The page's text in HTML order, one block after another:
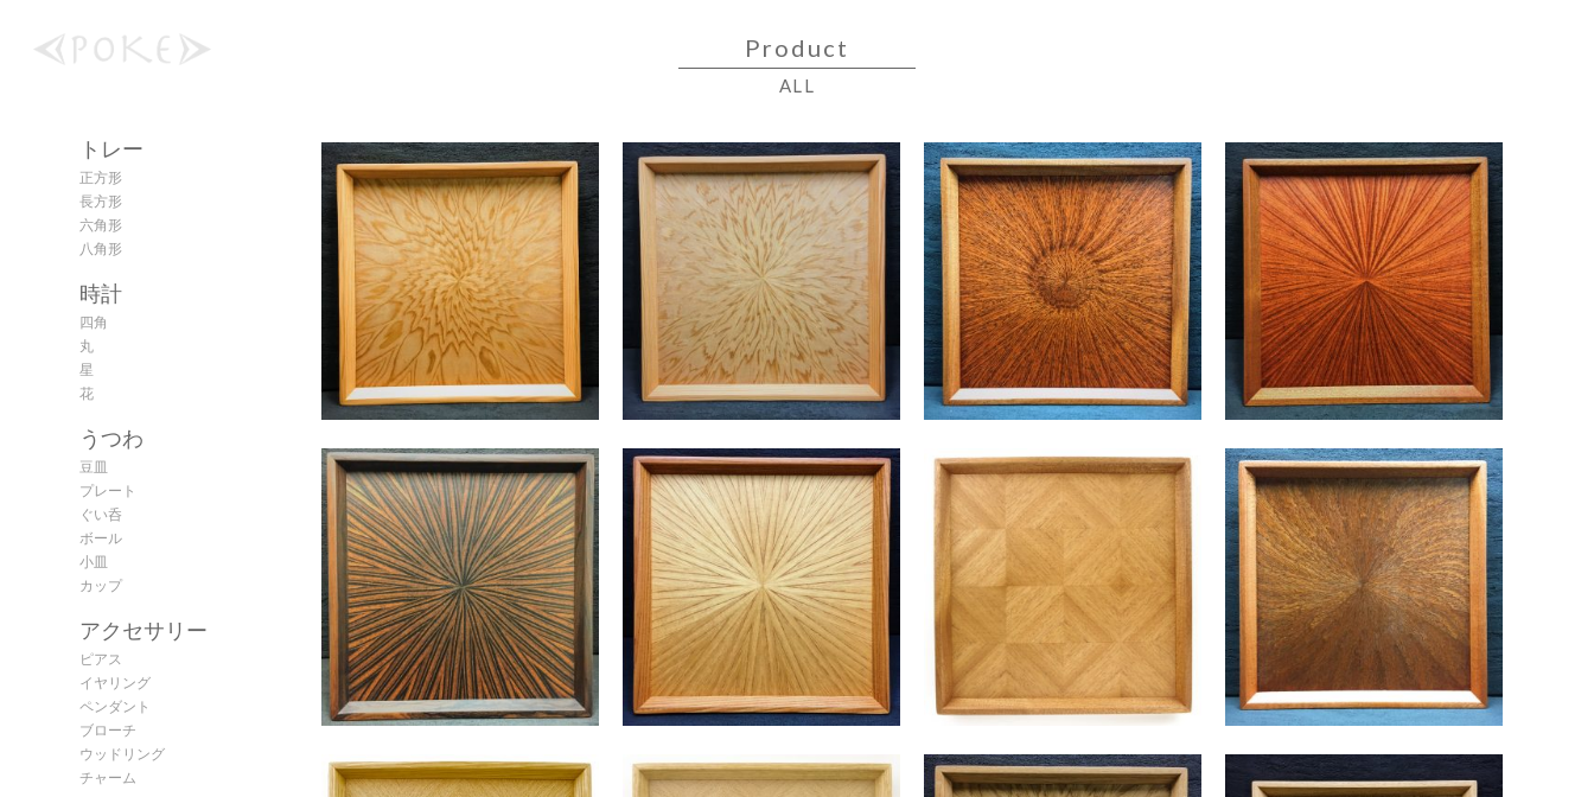
Product
ALL
トレー
正方形
長方形
六角形
八角形
時計
四角
丸
星
花
うつわ
豆皿
プレート
ぐい呑
ボール
小皿
カップ
アクセサリー
ピアス
イヤリング
ペンダント
ブローチ
ウッドリング
チャーム